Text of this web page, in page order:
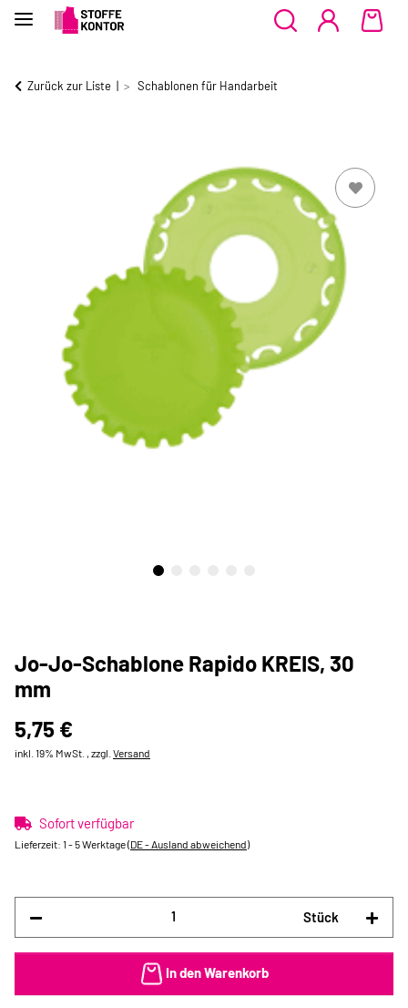
Zurück zur Liste Schablonen für Handarbeit
Jo-Jo-Schablone Rapido KREIS, 30
mm
5,75 €
inkl. 19% MwSt. , zzgl. Versand
Sofort verfügbar
Lieferzeit: 1 - 5 Werktage(DE - Ausland abweichend)
Stück
In den Warenkorb